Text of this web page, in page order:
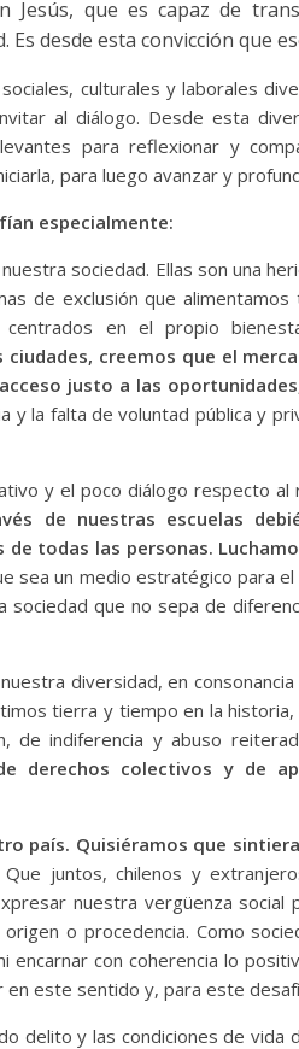
Jesús, que es capaz de
desde esta convicción que
culturales y laborales
al diálogo. Desde esta
para reflexionar y
para luego avanzar y
especialmente:
sociedad. Ellas son una
de exclusión que
en el propio
creemos que el
justo a las
y la falta de voluntad pública y
y el poco diálogo respecto
de nuestras escuelas
todas las personas.
sea un medio estratégico para el
que no sepa de
diversidad, en
tierra y tiempo en la
de indiferencia y abuso
derechos colectivos y de
país. Quisiéramos que
Que juntos, chilenos y
nuestra vergüenza
o procedencia. Como
encarnar con coherencia lo
este sentido y, para este
delito y las condiciones de vida